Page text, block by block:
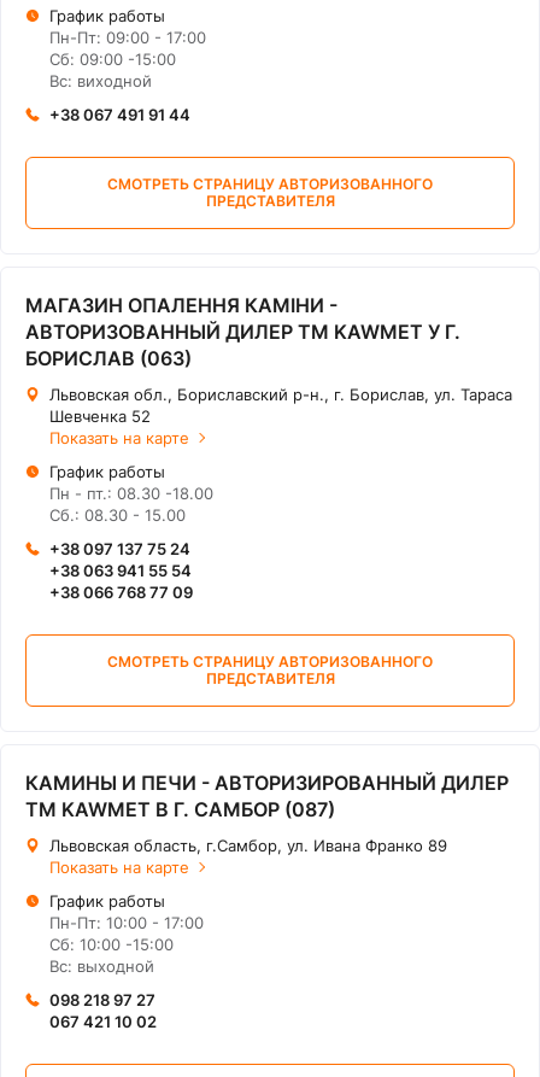
График работы
Пн-Пт: 09:00 - 17:00
Сб: 09:00 -15:00
Вс: виходной
+38 067 491 91 44
СМОТРЕТЬ СТРАНИЦУ АВТОРИЗОВАННОГО
ПРЕДСТАВИТЕЛЯ
МАГАЗИН ОПАЛЕННЯ КАМІНИ -
АВТОРИЗОВАННЫЙ ДИЛЕР ТМ KAWMET У Г.
БОРИСЛАВ (063)
Львовская обл., Бориславский р-н., г. Борислав, ул. Тараса
Шевченка 52
Показать на карте
График работы
Пн - пт.: 08.30 -18.00
Сб.: 08.30 - 15.00
+38 097 137 75 24
+38 063 941 55 54
+38 066 768 77 09
СМОТРЕТЬ СТРАНИЦУ АВТОРИЗОВАННОГО
ПРЕДСТАВИТЕЛЯ
КАМИНЫ И ПЕЧИ - АВТОРИЗИРОВАННЫЙ ДИЛЕР
ТМ KAWMET В Г. САМБОР (087)
Львовская область, г.Самбор, ул. Ивана Франко 89
Показать на карте
График работы
Пн-Пт: 10:00 - 17:00
Сб: 10:00 -15:00
Вс: выходной
098 218 97 27
067 421 10 02